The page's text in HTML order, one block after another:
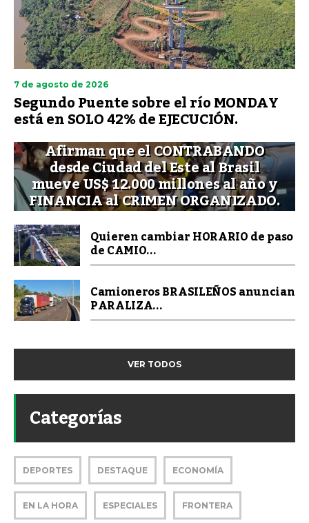
7 de agosto de 2026
Segundo Puente sobre el río MONDAY
está en SOLO 42% de EJECUCIÓN.
Afirman que el CONTRABANDO
desde Ciudad del Este al Brasil
mueve US$ 12.000 millones al año y
FINANCIA al CRIMEN ORGANIZADO.
Quieren cambiar HORARIO de paso
de CAMIO...
Camioneros BRASILEÑOS anuncian
PARALIZA...
VER TODOS
Categorías
DEPORTES DESTAQUE ECONOMÍA
EN LA HORA ESPECIALES FRONTERA